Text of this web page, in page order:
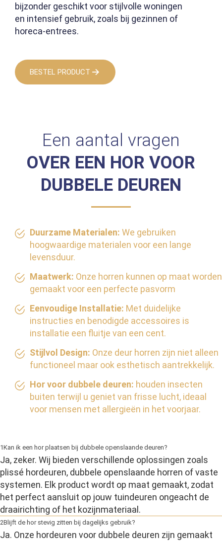
bijzonder geschikt voor stijlvolle woningen
en intensief gebruik, zoals bij gezinnen of
horeca-entrees.
BESTEL PRODUCT
Een aantal vragen
OVER EEN HOR VOOR
DUBBELE DEUREN
Duurzame Materialen: We gebruiken
hoogwaardige materialen voor een lange
levensduur.
Maatwerk: Onze horren kunnen op maat worden
gemaakt voor een perfecte pasvorm
Eenvoudige Installatie: Met duidelijke
instructies en benodigde accessoires is
installatie een fluitje van een cent.
Stijlvol Design: Onze deur horren zijn niet alleen
functioneel maar ook esthetisch aantrekkelijk.
Hor voor dubbele deuren: houden insecten
buiten terwijl u geniet van frisse lucht, ideaal
voor mensen met allergieën in het voorjaar.
1Kan ik een hor plaatsen bij dubbele openslaande deuren?
Ja, zeker. Wij bieden verschillende oplossingen zoals
plissé hordeuren, dubbele openslaande horren of vaste
systemen. Elk product wordt op maat gemaakt, zodat
het perfect aansluit op jouw tuindeuren ongeacht de
draairichting of het kozijnmateriaal.
2Blijft de hor stevig zitten bij dagelijks gebruik?
Ja. Onze hordeuren voor dubbele deuren zijn gemaakt